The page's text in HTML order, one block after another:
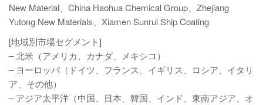
New Material、China Haohua Chemical Group、Zhejiang
Yutong New Materials、Xiamen Sunrui Ship Coating
[地域別市場セグメント]
– 北米（アメリカ、カナダ、メキシコ）
– ヨーロッパ（ドイツ、フランス、イギリス、ロシア、イタリ
ア、その他）
– アジア太平洋（中国、日本、韓国、インド、東南アジア、オ